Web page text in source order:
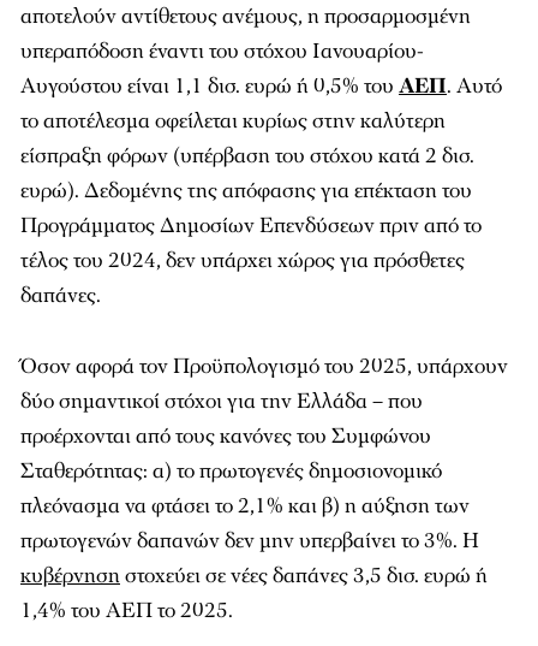
αποτελούν αντίθετους ανέμους, η προσαρμοσμένη
υπεραπόδοση έναντι του στόχου Ιανουαρίου-
Αυγούστου είναι 1,1 δισ. ευρώ ή 0,5% του ΑΕΠ. Αυτό
το αποτέλεσμα οφείλεται κυρίως στην καλύτερη
είσπραξη φόρων (υπέρβαση του στόχου κατά 2 δισ.
ευρώ). Δεδομένης της απόφασης για επέκταση του
Προγράμματος Δημοσίων Επενδύσεων πριν από το
τέλος του 2024, δεν υπάρχει χώρος για πρόσθετες
δαπάνες.
Όσον αφορά τον Προϋπολογισμό του 2025, υπάρχουν
δύο σημαντικοί στόχοι για την Ελλάδα – που
προέρχονται από τους κανόνες του Συμφώνου
Σταθερότητας: α) το πρωτογενές δημοσιονομικό
πλεόνασμα να φτάσει το 2,1% και β) η αύξηση των
πρωτογενών δαπανών δεν μην υπερβαίνει το 3%. Η
κυβέρνησηστοχεύει σε νέες δαπάνες 3,5 δισ. ευρώ ή
1,4% του ΑΕΠ το 2025.